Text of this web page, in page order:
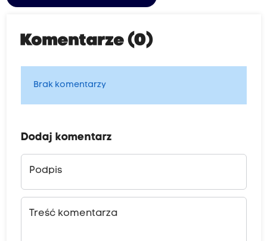
Komentarze (0)
Brak komentarzy
Dodaj komentarz
Podpis
Treść komentarza